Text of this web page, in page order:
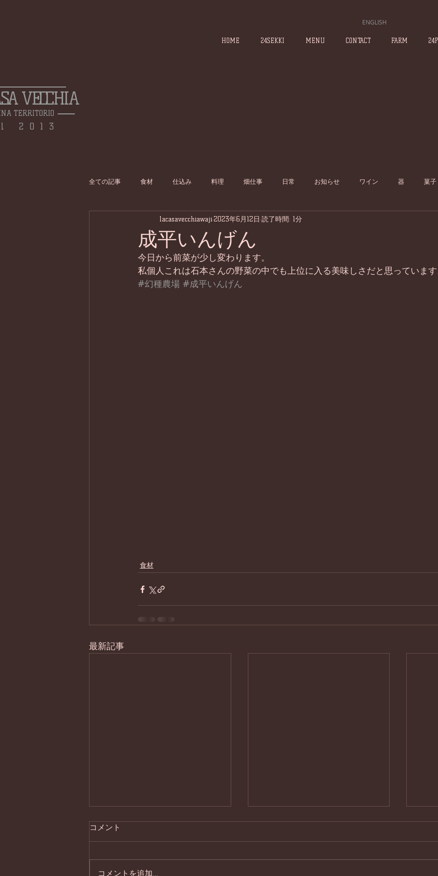
HOME 24SEKKI MENU CONTACT FARM
全ての記事 食材 仕込み 料理 畑仕事 日常 お知らせ ワイン 器 菓子
成平いんげん
lacasavecchiawaji2023年6月12日 読了時間: 1分
今日から前菜が少し変わります。
私個人これは石本さんの野菜の中でも上位に入る美味しさだと思っていま
#幻種農場 #成平いんげん
食材
最新記事
コメント
コメントを追加…
VECCHIA
TERRITORIO
2013
ENGLISH